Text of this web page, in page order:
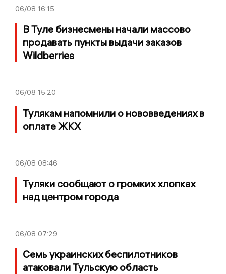
06/08 16:15
В Туле бизнесмены начали массово
продавать пункты выдачи заказов
Wildberries
06/08 15:20
Тулякам напомнили о нововведениях в
оплате ЖКХ
06/08 08:46
Туляки сообщают о громких хлопках
над центром города
06/08 07:29
Семь украинских беспилотников
атаковали Тульскую область